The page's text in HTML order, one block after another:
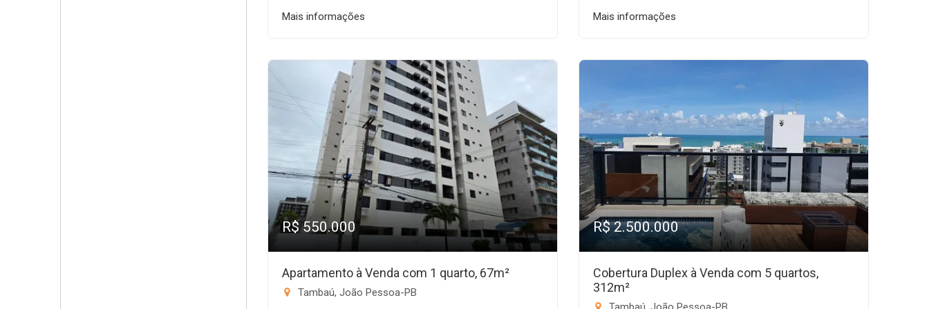
Mais informações Mais informações
R$ 550.000
Apartamento à Venda com 1 quarto, 67m²
Tambaú, João Pessoa-PB
R$ 2.500.000
Cobertura Duplex à Venda com 5 quartos,
312m²